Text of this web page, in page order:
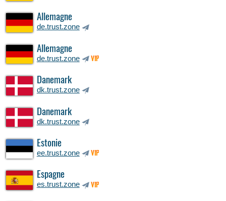
Allemagne
de.trust.zone
Allemagne
de.trust.zone VIP
Danemark
dk.trust.zone
Danemark
dk.trust.zone
Estonie
ee.trust.zone VIP
Espagne
es.trust.zone VIP